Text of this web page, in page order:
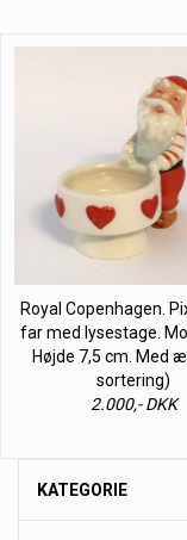
Royal Copenhagen.
far med lysestage.
Højde 7,5 cm. Med
sortering)
2.000,- DKK
KATEGORIE